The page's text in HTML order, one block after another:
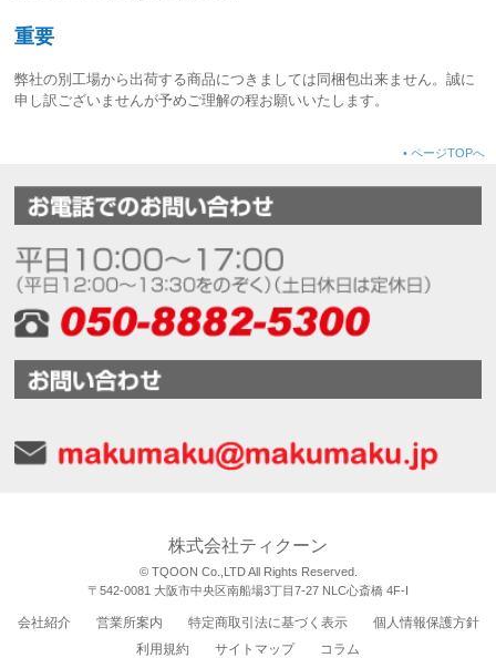
重要
弊社の別工場から出荷する商品につきましては同梱包出来ません。誠に
申し訳ございませんが予めご理解の程お願いいたします。
• ページTOPへ
株式会社ティクーン
© TQOON Co.,LTD All Rights Reserved.
〒542-0081 大阪市中央区南船場3丁目7-27 NLC心斎橋 4F-I
会社紹介 営業所案内 特定商取引法に基づく表示
個人情報保護方針
利用規約
サイトマップ コラム